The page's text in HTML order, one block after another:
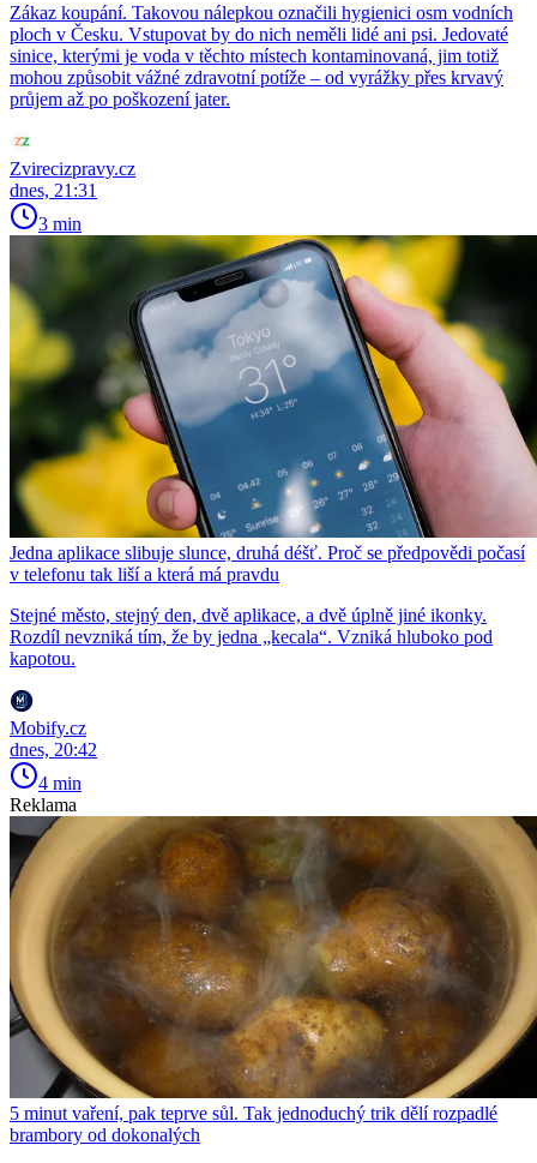
Zákaz koupání. Takovou nálepkou označili hygienici osm vodních
ploch v Česku. Vstupovat by do nich neměli lidé ani psi. Jedovaté
sinice, kterými je voda v těchto místech kontaminovaná, jim totiž
mohou způsobit vážné zdravotní potíže – od vyrážky přes krvavý
průjem až po poškození jater.
Zvirecizpravy.cz
dnes, 21:31
3 min
Jedna aplikace slibuje slunce, druhá déšť. Proč se předpovědi počasí
v telefonu tak liší a která má pravdu
Stejné město, stejný den, dvě aplikace, a dvě úplně jiné ikonky.
Rozdíl nevzniká tím, že by jedna „kecala“. Vzniká hluboko pod
kapotou.
Mobify.cz
dnes, 20:42
4 min
Reklama
5 minut vaření, pak teprve sůl. Tak jednoduchý trik dělí rozpadlé
brambory od dokonalých